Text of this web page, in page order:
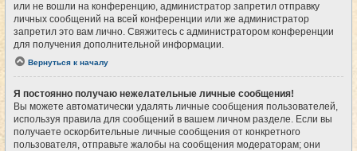
или не вошли на конференцию, администратор запретил отправку
личных сообщений на всей конференции или же администратор
запретил это вам лично. Свяжитесь с администратором конференции
для получения дополнительной информации.
Вернуться к началу
Я постоянно получаю нежелательные личные сообщения!
Вы можете автоматически удалять личные сообщения пользователей,
используя правила для сообщений в вашем личном разделе. Если вы
получаете оскорбительные личные сообщения от конкретного
пользователя, отправьте жалобы на сообщения модераторам; они